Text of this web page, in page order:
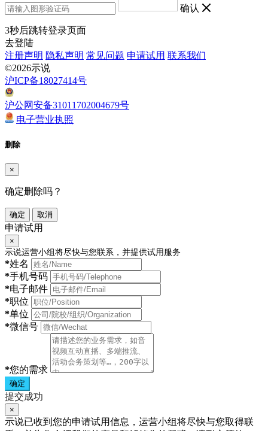
确认
3秒后跳转登录页面
去登陆
注册声明 隐私声明 常见问题 申请试用 联系我们
©2026示说
沪ICP备18027414号
沪公网安备31011702004679号
电子营业执照
删除
×
确定删除吗？
确定 取消
申请试用
×
示说运营小组将尽快与您联系，并提供试用服务
*姓名
*手机号码
*电子邮件
*职位
*单位
*微信号
*您的需求
确定
提交成功
×
示说已收到您的申请试用信息，运营小组将尽快与您取得联